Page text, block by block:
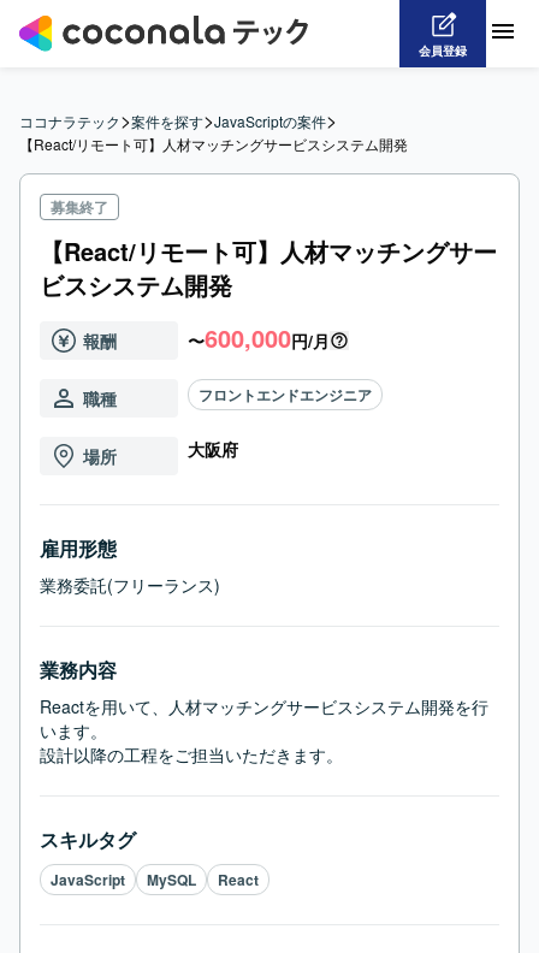
会員登録
ココナラテック>案件を探す>JavaScriptの案件>
【React/リモート可】人材マッチングサービスシステム開発
募集終了
【React/リモート可】人材マッチングサー
ビスシステム開発
報酬 〜600,000円/月
職種 フロントエンドエンジニア
場所 大阪府
雇用形態
業務委託(フリーランス)
業務内容
Reactを用いて、人材マッチングサービスシステム開発を行
います。
設計以降の工程をご担当いただきます。
スキルタグ
JavaScript MySQL React